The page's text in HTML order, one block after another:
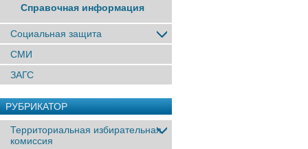
Справочная информация
Социальная защита
СМИ
ЗАГС
РУБРИКАТОР
Территориальная избирательная
комиссия